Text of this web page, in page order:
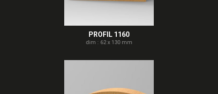
PROFIL 1160
dim : 62 x 130 mm